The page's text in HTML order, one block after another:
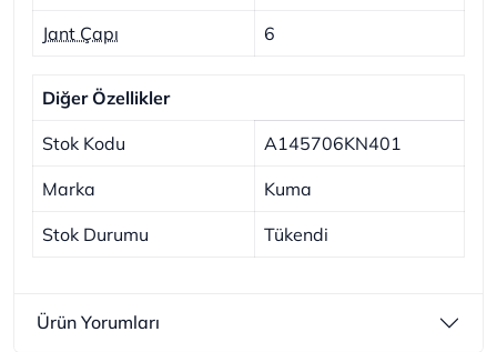
Jant Çapı 6
Diğer Özellikler
Stok Kodu A145706KN401
Marka Kuma
Stok Durumu Tükendi
Ürün Yorumları